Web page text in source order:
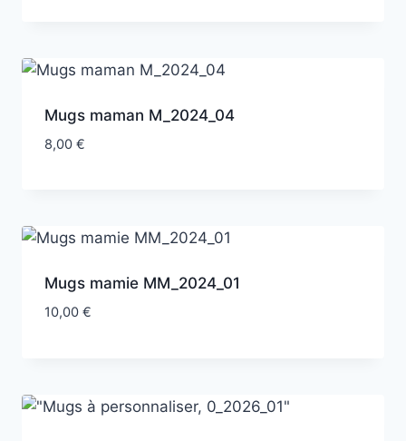
Mugs maman M_2024_04
8,00 €
Mugs mamie MM_2024_01
10,00 €